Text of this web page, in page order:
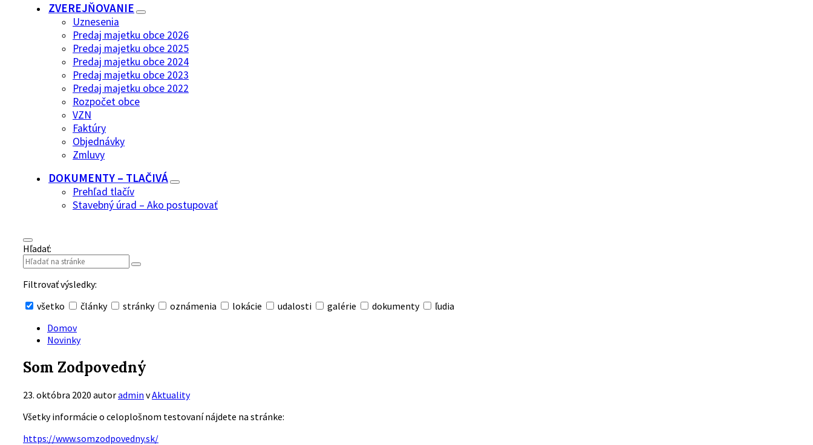
ZVEREJŇOVANIE
Uznesenia
Predaj majetku obce 2026
Predaj majetku obce 2025
Predaj majetku obce 2024
Predaj majetku obce 2023
Predaj majetku obce 2022
Rozpočet obce
VZN
Faktúry
Objednávky
Zmluvy
DOKUMENTY – TLAČIVÁ
Prehľad tlačív
Stavebný úrad – Ako postupovať
Hľadať:
Filtrovať výsledky:
všetko
články stránky oznámenia lokácie udalosti galérie dokumenty ľudia
vyhľadávanie
Domov
Novinky
Som Zodpovedný
23. októbra 2020 autoradmin vAktuality
Všetky informácie o celoplošnom testovaní nájdete na stránke:
https://www.somzodpovedny.sk/